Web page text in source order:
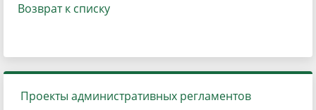
Возврат к списку
Проекты административных регламентов